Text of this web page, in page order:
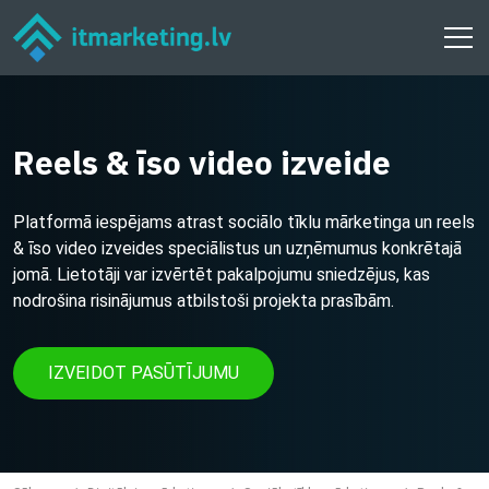
Reels & īso video izveide
Platformā iespējams atrast sociālo tīklu mārketinga un reels
& īso video izveides speciālistus un uzņēmumus konkrētajā
jomā. Lietotāji var izvērtēt pakalpojumu sniedzējus, kas
nodrošina risinājumus atbilstoši projekta prasībām.
IZVEIDOT PASŪTĪJUMU